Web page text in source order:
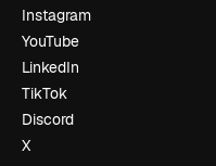
Instagram
YouTube
LinkedIn
TikTok
Discord
X